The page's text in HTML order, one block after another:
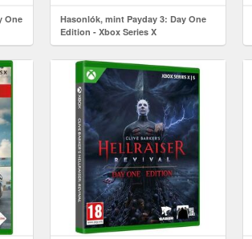
One
Hasonlók, mint Payday 3: Day One
Edition - Xbox Series X